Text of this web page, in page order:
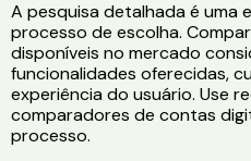
A pesquisa detalhada é uma
processo de escolha.
disponíveis no mercado
funcionalidades oferecidas,
experiência do usuário. Use
comparadores de contas
processo.